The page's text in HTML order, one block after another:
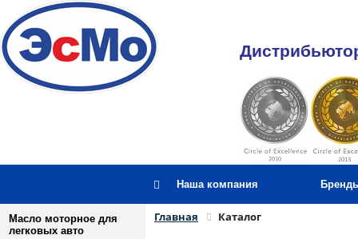
Наша компания
Масло моторное для
легковых авто
Главная Каталог